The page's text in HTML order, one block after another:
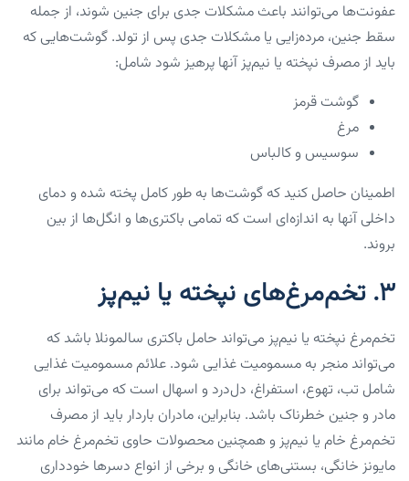
عفونت‌ها می‌توانند باعث مشکلات جدی برای جنین شوند، از جمله
سقط جنین، مرده‌زایی یا مشکلات جدی پس از تولد. گوشت‌هایی که
باید از مصرف نپخته یا نیم‌پز آنها پرهیز شود شامل:
گوشت قرمز
مرغ
سوسیس و کالباس
اطمینان حاصل کنید که گوشت‌ها به طور کامل پخته شده و دمای
داخلی آنها به اندازه‌ای است که تمامی باکتری‌ها و انگل‌ها از بین
بروند.
۳. تخم‌مرغ‌های نپخته یا نیم‌پز
تخم‌مرغ نپخته یا نیم‌پز می‌تواند حامل باکتری سالمونلا باشد که
می‌تواند منجر به مسمومیت غذایی شود. علائم مسمومیت غذایی
شامل تب، تهوع، استفراغ، دل‌درد و اسهال است که می‌تواند برای
مادر و جنین خطرناک باشد. بنابراین، مادران باردار باید از مصرف
تخم‌مرغ خام یا نیم‌پز و همچنین محصولات حاوی تخم‌مرغ خام مانند
مایونز خانگی، بستنی‌های خانگی و برخی از انواع دسرها خودداری